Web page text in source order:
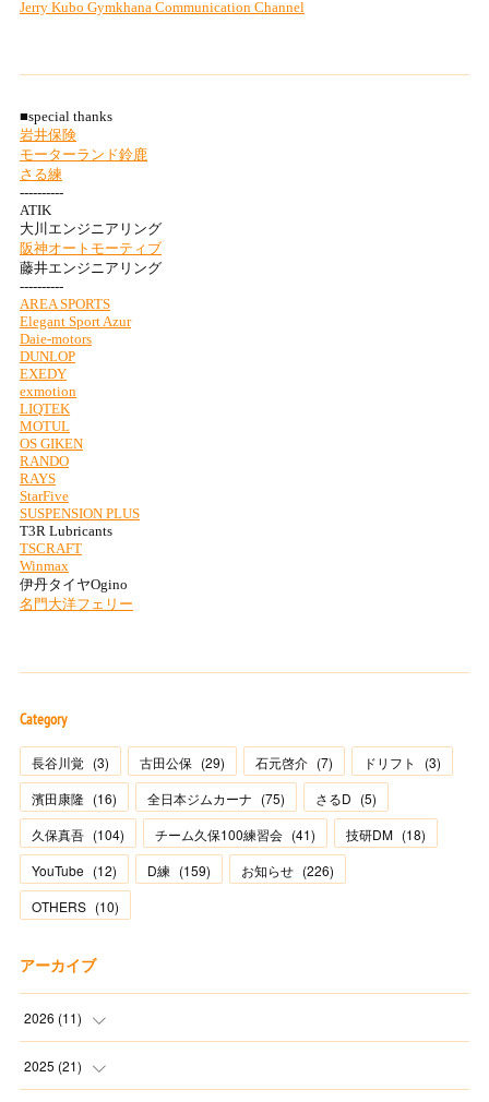
Category
長谷川覚 (3) 古田公保 (29) 石元啓介 (7) ドリフト (3)
濱田康隆 (16) 全日本ジムカーナ (75) さるD (5)
久保真吾 (104) チーム久保100練習会 (41) 技研DM (18)
YouTube (12) D練 (159) お知らせ (226)
OTHERS (10)
アーカイブ
2026 (11)
(2
2025 (21)